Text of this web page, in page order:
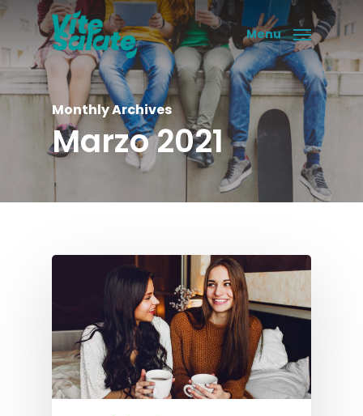
Skip
to
main
content
Menu
Monthly Archives
Marzo 2021